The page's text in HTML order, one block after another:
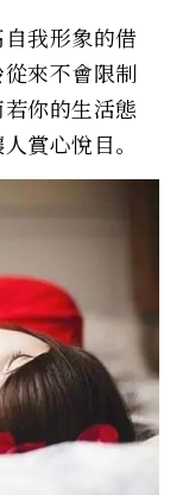
我形象的借
來不會限制
你的生活態
賞心悅目。